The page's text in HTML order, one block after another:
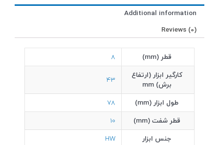
Additional information
Reviews (0)
قطر (mm)
8
کارگیر ابزار (ارتفاع
برش) mm
43
طول ابزار (mm)
78
قطر شفت (mm)
10
جنس ابزار
HW